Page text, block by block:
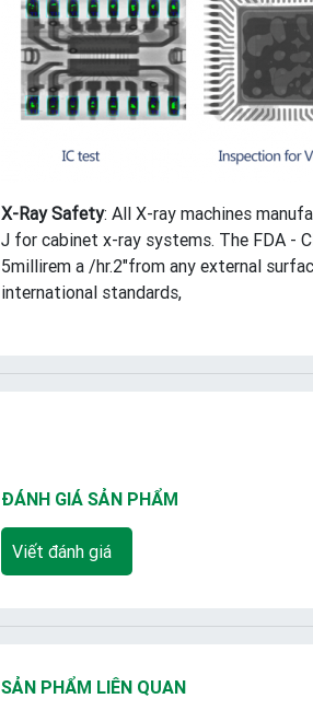
X-Ray Safety: All X-ray machines
J for cabinet x-ray systems. The FDA -
5millirem a /hr.2"from any external
international standards,
ĐÁNH GIÁ SẢN PHẨM
Viết đánh giá
SẢN PHẨM LIÊN QUAN